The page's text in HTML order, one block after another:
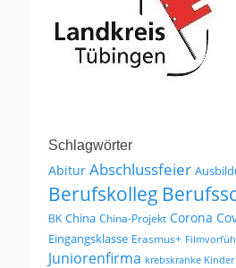
Schlagwörter
Abitur Abschlussfeier
Berufskolleg
BK China China-Projekt Corona
Eingangsklasse Erasmus+
Juniorenfirma krebskranke Kinder